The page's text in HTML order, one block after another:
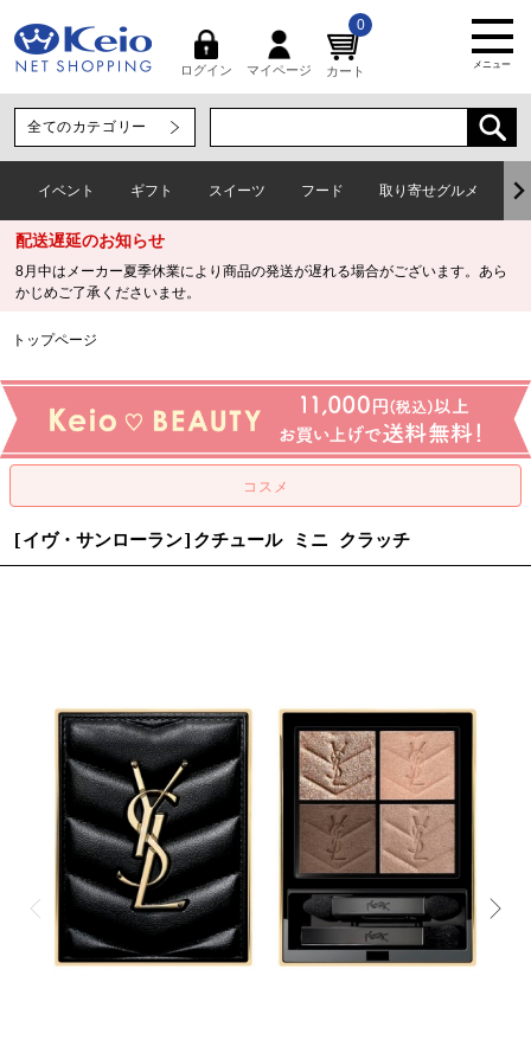
ログイン マイページ カート
0
メニュー
イベント ギフト スイーツ フード 取り寄せグルメ
配送遅延のお知らせ
8月中はメーカー夏季休業により商品の発送が遅れる場合がございます。あら
かじめご了承くださいませ。
トップページ
[イヴ・サンローラン]クチュール ミニ クラッチ